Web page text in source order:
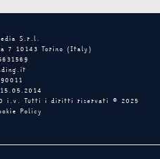
S.r.l.
7 10143 Torino (Italy)
i.v. Tutti i diritti riservati © 2025
Policy